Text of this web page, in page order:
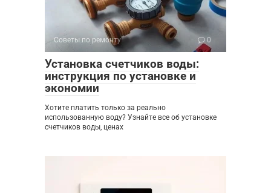
Советы по ремонту 0
Установка счетчиков воды:
инструкция по установке и
экономии
Хотите платить только за реально
использованную воду? Узнайте все об установке
счетчиков воды, ценах